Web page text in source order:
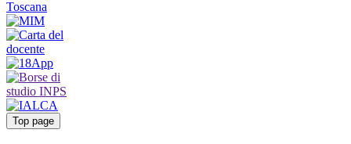
Top page